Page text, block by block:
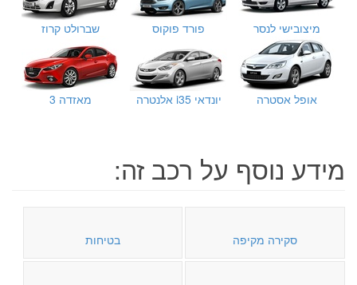
מיצובישי לנסר פורד פוקוס שברולט קרוז
אופל אסטרה יונדאי i35 אלנטרה מאזדה 3
מידע נוסף על רכב זה:
סקירה מקיפה בטיחות